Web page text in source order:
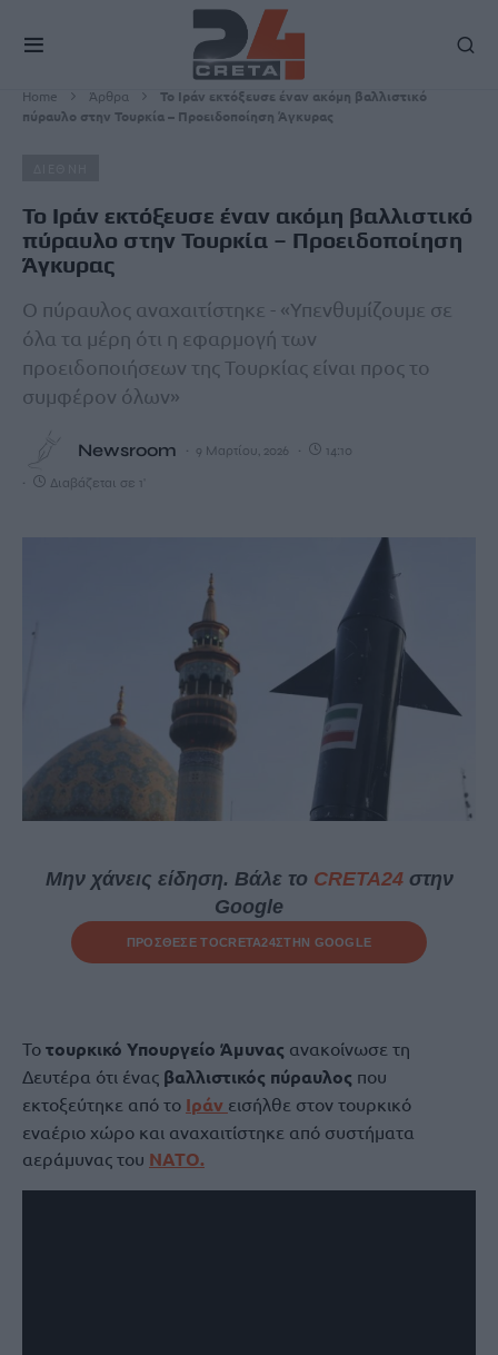
Home Άρθρα
Το Ιράν εκτόξευσε έναν ακόμη βαλλιστικό
πύραυλο στην Τουρκία – Προειδοποίηση Άγκυρας
Το Ιράν εκτόξευσε έναν ακόμη βαλλιστικό
πύραυλο στην Τουρκία – Προειδοποίηση
Άγκυρας
Ο πύραυλος αναχαιτίστηκε - «Υπενθυμίζουμε σε
όλα τα μέρη ότι η εφαρμογή των
προειδοποιήσεων της Τουρκίας είναι προς το
συμφέρον όλων»
Newsroom 9 Μαρτίου, 2026 14:10
Διαβάζεται σε 1'
Μην χάνεις είδηση. Βάλε το CRETA24στην
Google
ΠΡΟΣΘΕΣΕ ΤΟCRETA24ΣΤΗΝ GOOGLE
Το τουρκικό Υπουργείο Άμυνας ανακοίνωσε τη
Δευτέρα ότι ένας βαλλιστικός πύραυλος που
εκτοξεύτηκε από το Ιράν εισήλθε στον τουρκικό
εναέριο χώρο και αναχαιτίστηκε από συστήματα
αεράμυνας του ΝΑΤΟ.